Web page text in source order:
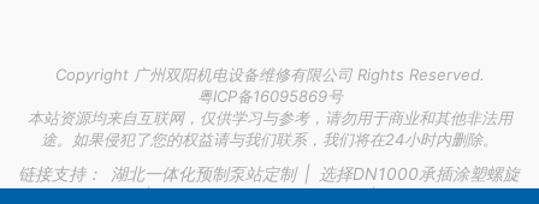
Copyright 广州双阳机电设备维修有限公司 Rights Reserved.
粤ICP备16095869号
本站资源均来自互联网，仅供学习与参考，请勿用于商业和其他非法用
途。如果侵犯了您的权益请与我们联系，我们将在24小时内删除。
链接支持： 湖北一体化预制泵站定制 | 选择DN1000承插涂塑螺旋